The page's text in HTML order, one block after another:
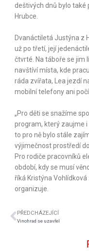
deštivých dnů bylo
Hrubce.
Dvanáctiletá Justýna z
už po třetí, její
čtvrté. Na táboře se jim
navštíví místa, kde
ráda zvířata, Lea jezdí
mobilní telefony ani
„Pro děti se snažíme
program, který zaujme i
to pro ně bylo stále
výjimečnost prostředí
Pro rodiče pracovníků
období, kdy se musí
říká Kristýna
organizuje.
PŘEDCHÁZEJÍCÍ
Vinohrad se uzavřel